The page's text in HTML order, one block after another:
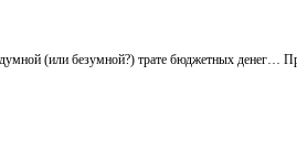
(или безумной?) трате бюджетных денег…